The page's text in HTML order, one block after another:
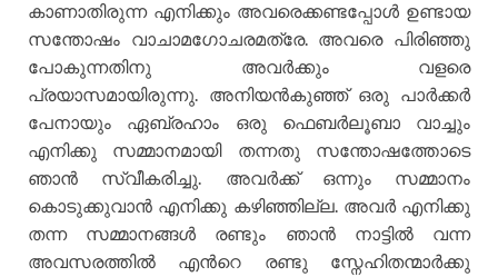
കാണാതിരുന്ന എനിക്കും അവരെക്കണ്ടപ്പോള്‍ ഉണ്ടായ
സന്തോഷം വാചാമഗോചരമത്രേ. അവരെ പിരിഞ്ഞു
പോകുന്നതിനു അവര്‍ക്കും വളരെ
പ്രയാസമായിരുന്നു. അനിയന്‍കുഞ്ഞ് ഒരു പാര്‍ക്കര്‍
പേനായും ഏബ്രഹാം ഒരു ഫെബര്‍ലൂബാ വാച്ചും
എനിക്കു സമ്മാനമായി തന്നതു സന്തോഷത്തോടെ
ഞാന്‍ സ്വീകരിച്ചു. അവര്‍ക്ക് ഒന്നും സമ്മാനം
കൊടുക്കുവാന്‍ എനിക്കു കഴിഞ്ഞില്ല. അവര്‍ എനിക്കു
തന്ന സമ്മാനങ്ങള്‍ രണ്ടും ഞാന്‍ നാട്ടില്‍ വന്ന
അവസരത്തില്‍ എന്‍റെ രണ്ടു സ്നേഹിതന്മാര്‍ക്കു